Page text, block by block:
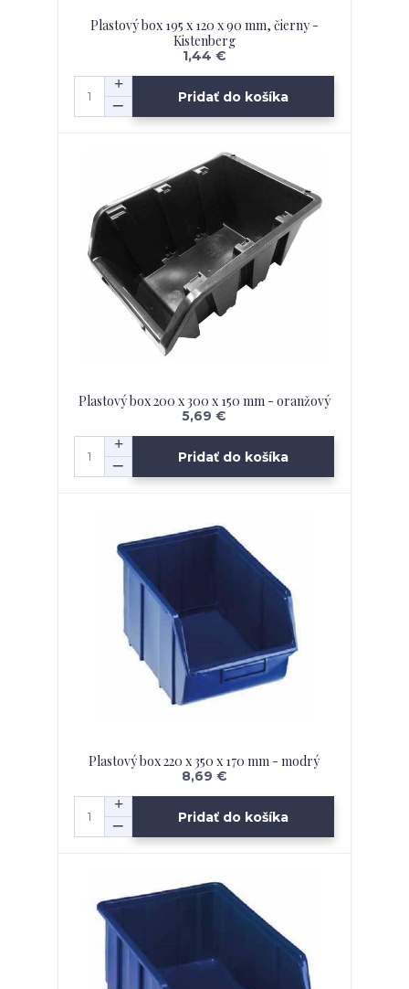
Plastový box 195 x 120 x 90 mm, čierny -
Kistenberg
1,44 €
Pridať do košíka
Plastový box 200 x 300 x 150 mm - oranžový
5,69 €
Pridať do košíka
Plastový box 220 x 350 x 170 mm - modrý
8,69 €
Pridať do košíka